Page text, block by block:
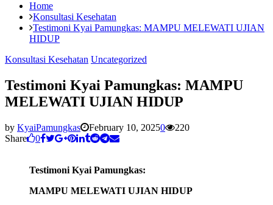
Home
Konsultasi Kesehatan
Testimoni Kyai Pamungkas: MAMPU MELEWATI UJIAN
HIDUP
Konsultasi Kesehatan Uncategorized
Testimoni Kyai Pamungkas: MAMPU
MELEWATI UJIAN HIDUP
by KyaiPamungkas February 10, 20250
220
Share
0
Testimoni Kyai Pamungkas:
MAMPU MELEWATI UJIAN HIDUP